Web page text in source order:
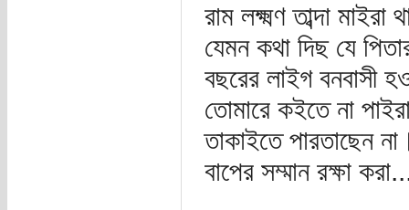
রাম লক্ষ্মণ তাব্দা
যেমন কথা দিছ যে
বছরের লাইগ বনবাসী
তোমারে কইতে না
তাকাইতে পারতাছেন
বাপের সম্মান রক্ষা